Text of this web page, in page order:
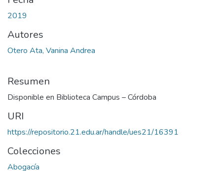
2019
Autores
Otero Ata, Vanina Andrea
Resumen
Disponible en Biblioteca Campus – Córdoba
URI
https://repositorio.21.edu.ar/handle/ues21/16391
Colecciones
Abogacía